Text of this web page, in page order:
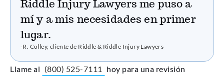
Riddle Injury Lawyers me puso a
mí y a mis necesidades en primer
lugar.
-R. Colley, cliente de Riddle & Riddle Injury Lawyers
Llame al (800) 525-7111
hoy para una revisión